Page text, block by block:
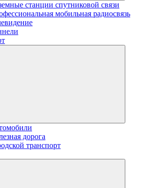
станции спутниковой связи
мобильная радиосвязь
дорога
транспорт